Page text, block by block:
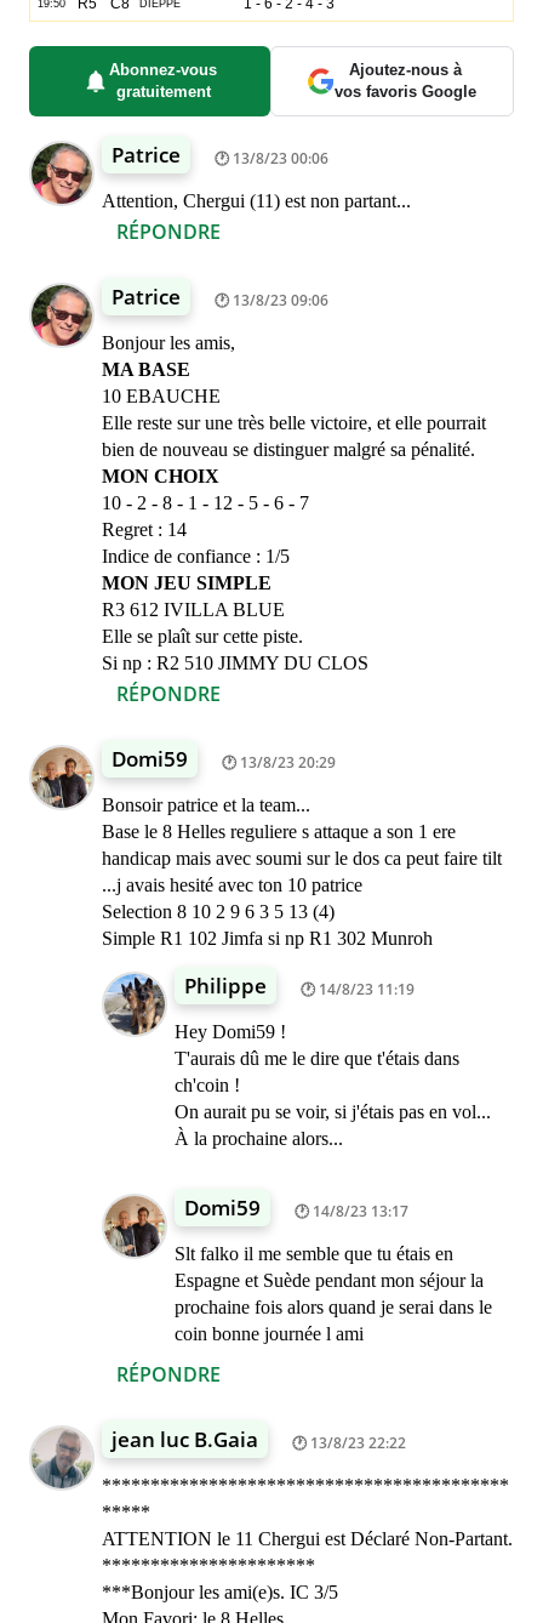
Abonnez-vous
gratuitement
Ajoutez-nous à
vos favoris Google
Patrice 13/8/23 00:06
Attention, Chergui (11) est non partant...
RÉPONDRE
Patrice 13/8/23 09:06
Bonjour les amis,
MA BASE
10 EBAUCHE
Elle reste sur une très belle victoire, et elle pourrait
bien de nouveau se distinguer malgré sa pénalité.
MON CHOIX
10 - 2 - 8 - 1 - 12 - 5 - 6 - 7
Regret : 14
Indice de confiance : 1/5
MON JEU SIMPLE
R3 612 IVILLA BLUE
Elle se plaît sur cette piste.
Si np : R2 510 JIMMY DU CLOS
RÉPONDRE
Domi59 13/8/23 20:29
Bonsoir patrice et la team...
Base le 8 Helles reguliere s attaque a son 1 ere
handicap mais avec soumi sur le dos ca peut faire tilt
...j avais hesité avec ton 10 patrice
Selection 8 10 2 9 6 3 5 13 (4)
Simple R1 102 Jimfa si np R1 302 Munroh
RÉPONDRE
Philippe 14/8/23 11:19
Hey Domi59 !
T'aurais dû me le dire que t'étais dans
ch'coin !
On aurait pu se voir, si j'étais pas en vol...
À la prochaine alors...
Domi59 14/8/23 13:17
Slt falko il me semble que tu étais en
Espagne et Suède pendant mon séjour la
prochaine fois alors quand je serai dans le
coin bonne journée l ami
jean luc B.Gaia 13/8/23 22:22
******************************************
*****
ATTENTION le 11 Chergui est Déclaré Non-Partant.
**********************
***Bonjour les ami(e)s. IC 3/5